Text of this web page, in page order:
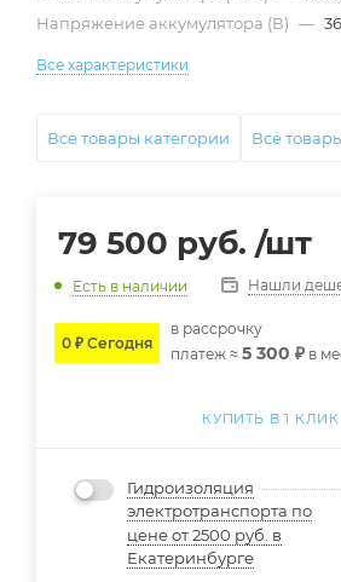
Напряжение аккумулятора (В) — 36
Все характеристики
Все товары категории Все
79 500 руб. /шт
Есть в наличии Нашли
0 ₽ Сегодня
в расcрочку
платеж ≈ 5 300 ₽ в
КУПИТЬ В 1 КЛИК
Гидроизоляция
электротранспорта по
цене от 2500 руб. в
Екатеринбурге